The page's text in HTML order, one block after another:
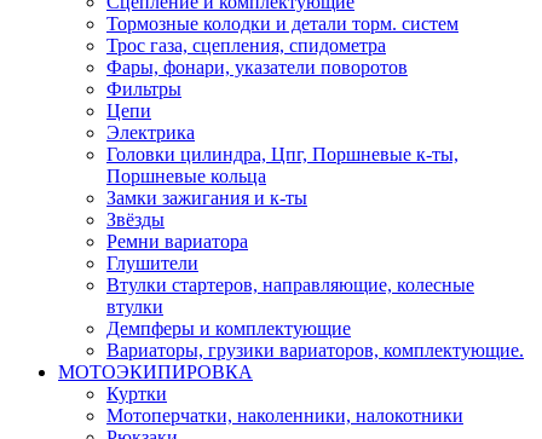
Тормозные колодки и детали торм. систем
Трос газа, сцепления, спидометра
Фары, фонари, указатели поворотов
Фильтры
Цепи
Электрика
Головки цилиндра, Цпг, Поршневые к-ты,
Поршневые кольца
Замки зажигания и к-ты
Звёзды
Ремни вариатора
Глушители
Втулки стартеров, направляющие, колесные
втулки
Демпферы и комплектующие
Вариаторы, грузики вариаторов, комплектующие.
МОТОЭКИПИРОВКА
Куртки
Мотоперчатки, наколенники, налокотники